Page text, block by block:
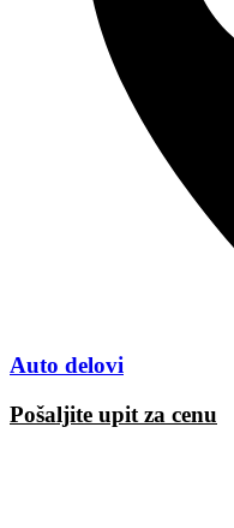
Auto delovi
Pošaljite upit za cenu